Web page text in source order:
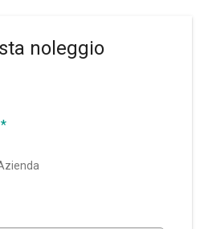
noleggio
*